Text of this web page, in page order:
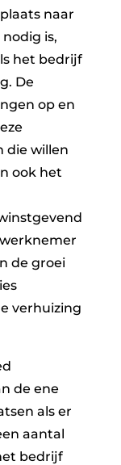
naar
is,
het bedrijf
De
op en
die willen
ook het
de groei
verhuizing
de ene
als er
aantal
bedrijf